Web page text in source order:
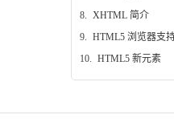
8.
XHTML 简介
9.
HTML5 浏览器支
10.
HTML5 新元素